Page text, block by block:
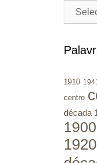
1910 1941
centro
década
1900
1920